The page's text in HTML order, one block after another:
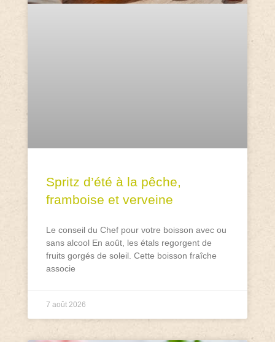
Spritz d’été à la pêche,
framboise et verveine
Le conseil du Chef pour votre boisson avec ou
sans alcool En août, les étals regorgent de
fruits gorgés de soleil. Cette boisson fraîche
associe
7 août 2026